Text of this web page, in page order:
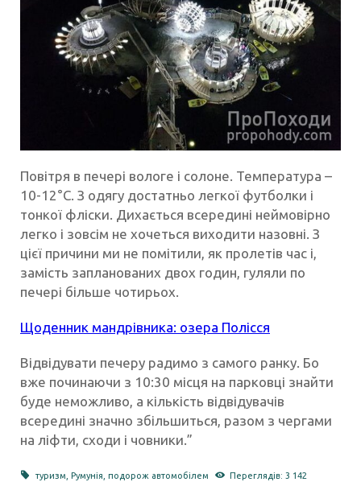
Повітря в печері вологе і солоне. Температура –
10-12°С. З одягу достатньо легкої футболки і
тонкої фліски. Дихається всередині неймовірно
легко і зовсім не хочеться виходити назовні. З
цієї причини ми не помітили, як пролетів час і,
замість запланованих двох годин, гуляли по
печері більше чотирьох.
Щоденник мандрівника: озера Полісся
Відвідувати печеру радимо з самого ранку. Бо
вже починаючи з 10:30 місця на парковці знайти
буде неможливо, а кількість відвідувачів
всередині значно збільшиться, разом з чергами
на ліфти, сходи і човники.”
туризм ,Румунія ,подорож автомобілем Переглядів: 3 142